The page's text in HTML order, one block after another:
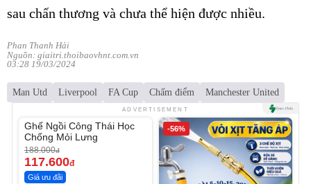
sau chấn thương và chưa thể hiện được nhiều.
Phan Thanh Hải
Nguồn: giaitri.thoibaovhnt.com.vn
03:28 19/03/2024
Man Utd Liverpool FA Cup Chấm điểm Manchester United
ADVERTISEMENT
-37%
Ghế Ngồi Công Thái Học
Chống Mỏi Lưng
188.000đ
117.600đ
Giá ưu đãi
-56%